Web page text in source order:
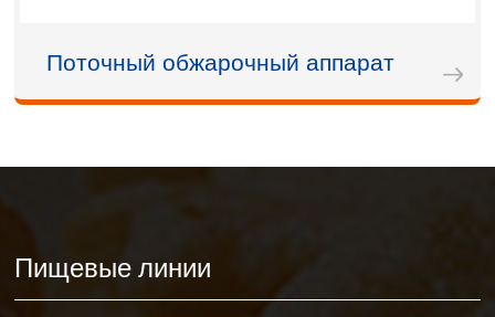
Поточный обжарочный аппарат
Пищевые линии